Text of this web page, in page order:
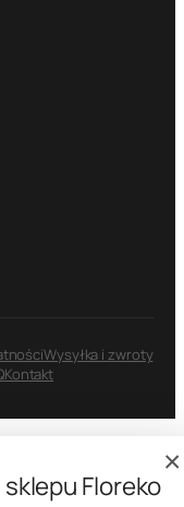
Wysyłka i zwroty
Kontakt
×
Floreko